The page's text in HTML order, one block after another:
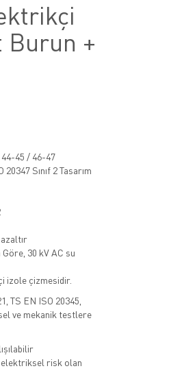
Burun +
44-45 / 46-47
Sınıf 2 Tasarım
30 kV AC su
izole çizmesidir.
TS EN ISO 20345,
ve mekanik testlere
elektriksel risk olan